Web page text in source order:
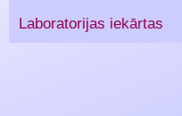
Laboratorijas iekārtas